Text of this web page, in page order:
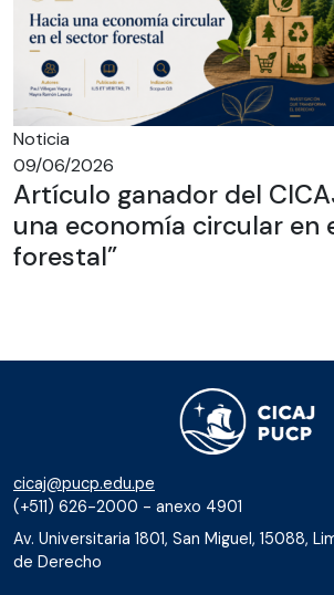
Noticia
09/06/2026
Artículo ganador del
una economía circular en
forestal”
cicaj@pucp.edu.pe
(+511) 626-2000 - anexo 4901
Av. Universitaria 1801, San Miguel, 15088,
de Derecho